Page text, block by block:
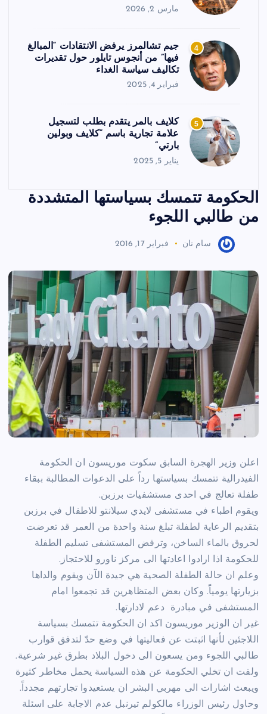
مارس 2, 2026
4
جيم تشالمرز يرفض الانتقادات “المبالغ
فيها” من أنجوس تايلور حول تقديرات
تكاليف سياسة الغداء
فبراير 4, 2025
5
كلايف بالمر يتقدم بطلب لتسجيل
علامة تجارية باسم “كلايف وبولين
بارتي”
يناير 5, 2025
الحكومة تتمسك بسياستها المتشددة
من طالبي اللجوء
سام نان فبراير 17, 2016
اعلن وزير الهجرة السابق سكوت موريسون ان الحكومة
الفيدرالية تتمسك بسياستها رداً على الدعوات المطالبة ببقاء
طفلة تعالج في احدى مستشفيات برزبن.
ويقوم اطباء في مستشفى لايدي سيلانتو للاطفال في برزبن
بتقديم الرعاية لطفلة تبلغ سنة واحدة من العمر قد تعرضت
لحروق بالماء الساخن، وترفض المستشفى تسليم الطفلة
للحكومة اذا ارادوا اعادتها الى مركز ناورو للاحتجاز.
وعلم ان حالة الطفلة الصحية هي جيدة الآن ويقوم والداها
بزيارتها يومياًَ. وكان بعض المتظاهرين قد تجمعوا امام
المستشفى في مبادرة دعم لادارتها.
غير ان الوزير موريسون اكد ان الحكومة تتمسك بسياسة
اللاجئين لأنها اثبتت عن فعاليتها في وضع حدّ لتدفق قوارب
طالبي اللجوء ومن يسعون الى دخول البلاد بطرق غير شرعية.
ولفت ان تخلي الحكومة عن هذه السياسة يحمل مخاطر كثيرة
ويبعث اشارات الى مهربي البشر ان يستعيدوا تجارتهم مجدداً.
وحاول رئيس الوزراء مالكولم تيرنبل عدم الاجابة على اسئلة